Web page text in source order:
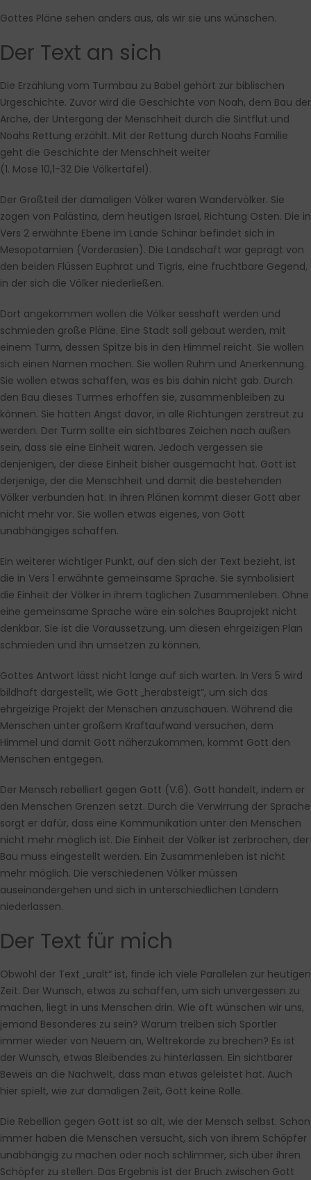
Gottes Pläne sehen anders aus, als wir sie uns wünschen.
Der Text an sich
Die Erzählung vom Turmbau zu Babel gehört zur biblischen
Urgeschichte. Zuvor wird die Geschichte von Noah, dem Bau der
Arche, der Untergang der Menschheit durch die Sintflut und
Noahs Rettung erzählt. Mit der Rettung durch Noahs Familie
geht die Geschichte der Menschheit weiter
(1. Mose 10,1-32 Die Völkertafel).
Der Großteil der damaligen Völker waren Wandervölker. Sie
zogen von Palästina, dem heutigen Israel, Richtung Osten. Die in
Vers 2 erwähnte Ebene im Lande Schinar befindet sich in
Mesopotamien (Vorderasien). Die Landschaft war geprägt von
den beiden Flüssen Euphrat und Tigris, eine fruchtbare Gegend,
in der sich die Völker niederließen.
Dort angekommen wollen die Völker sesshaft werden und
schmieden große Pläne. Eine Stadt soll gebaut werden, mit
einem Turm, dessen Spitze bis in den Himmel reicht. Sie wollen
sich einen Namen machen. Sie wollen Ruhm und Anerkennung.
Sie wollen etwas schaffen, was es bis dahin nicht gab. Durch
den Bau dieses Turmes erhoffen sie, zusammenbleiben zu
können. Sie hatten Angst davor, in alle Richtungen zerstreut zu
werden. Der Turm sollte ein sichtbares Zeichen nach außen
sein, dass sie eine Einheit waren. Jedoch vergessen sie
denjenigen, der diese Einheit bisher ausgemacht hat. Gott ist
derjenige, der die Menschheit und damit die bestehenden
Völker verbunden hat. In ihren Plänen kommt dieser Gott aber
nicht mehr vor. Sie wollen etwas eigenes, von Gott
unabhängiges schaffen.
Ein weiterer wichtiger Punkt, auf den sich der Text bezieht, ist
die in Vers 1 erwähnte gemeinsame Sprache. Sie symbolisiert
die Einheit der Völker in ihrem täglichen Zusammenleben. Ohne
eine gemeinsame Sprache wäre ein solches Bauprojekt nicht
denkbar. Sie ist die Voraussetzung, um diesen ehrgeizigen Plan
schmieden und ihn umsetzen zu können.
Gottes Antwort lässt nicht lange auf sich warten. In Vers 5 wird
bildhaft dargestellt, wie Gott „herabsteigt“, um sich das
ehrgeizige Projekt der Menschen anzuschauen. Während die
Menschen unter großem Kraftaufwand versuchen, dem
Himmel und damit Gott näherzukommen, kommt Gott den
Menschen entgegen.
Der Mensch rebelliert gegen Gott (V.6). Gott handelt, indem er
den Menschen Grenzen setzt. Durch die Verwirrung der Sprache
sorgt er dafür, dass eine Kommunikation unter den Menschen
nicht mehr möglich ist. Die Einheit der Völker ist zerbrochen, der
Bau muss eingestellt werden. Ein Zusammenleben ist nicht
mehr möglich. Die verschiedenen Völker müssen
auseinandergehen und sich in unterschiedlichen Ländern
niederlassen.
Der Text für mich
Obwohl der Text „uralt“ ist, finde ich viele Parallelen zur heutigen
Zeit. Der Wunsch, etwas zu schaffen, um sich unvergessen zu
machen, liegt in uns Menschen drin. Wie oft wünschen wir uns,
jemand Besonderes zu sein? Warum treiben sich Sportler
immer wieder von Neuem an, Weltrekorde zu brechen? Es ist
der Wunsch, etwas Bleibendes zu hinterlassen. Ein sichtbarer
Beweis an die Nachwelt, dass man etwas geleistet hat. Auch
hier spielt, wie zur damaligen Zeit, Gott keine Rolle.
Die Rebellion gegen Gott ist so alt, wie der Mensch selbst. Schon
immer haben die Menschen versucht, sich von ihrem Schöpfer
unabhängig zu machen oder noch schlimmer, sich über ihren
Schöpfer zu stellen. Das Ergebnis ist der Bruch zwischen Gott